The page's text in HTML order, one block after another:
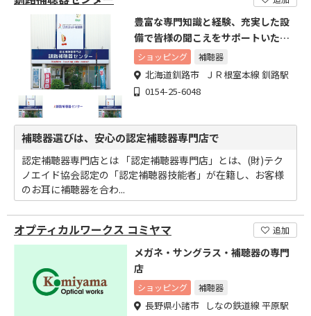
豊富な専門知識と経験、充実した設
備で皆様の聞こえをサポートいたし
ます。
ショッピング 補聴器
北海道釧路市 ＪＲ根室本線 釧路駅
0154-25-6048
補聴器選びは、安心の認定補聴器専門店で
認定補聴器専門店とは 「認定補聴器専門店」とは、(財)テク
ノエイド協会認定の「認定補聴器技能者」が在籍し、お客様
のお耳に補聴器を合わ...
オプティカルワークス コミヤマ 追加
メガネ・サングラス・補聴器の専門
店
ショッピング 補聴器
長野県小諸市 しなの鉄道線 平原駅